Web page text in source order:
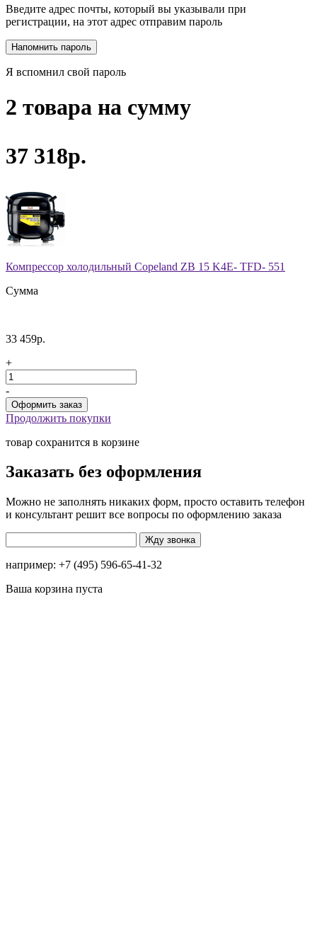
Введите адрес почты, который вы указывали при
регистрации, на этот адрес отправим пароль
Я вспомнил свой пароль
2 товара на сумму
37 318р.
Компрессор холодильный Copeland ZB 15 K4E- TFD- 551
Сумма
33 459р.
+
-
Продолжить покупки
товар сохранится в корзине
Заказать без оформления
Можно не заполнять никаких форм, просто оставить телефон
и консультант решит все вопросы по оформлению заказа
например: +7 (495) 596-65-41-32
Ваша корзина пуста